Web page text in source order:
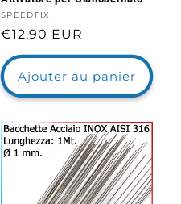
Distributeur :
SPEEDFIX
Prix
habituel
€12,90 EUR
Ajouter au panier